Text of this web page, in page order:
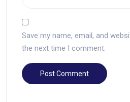
Save my name, email, and
the next time I comment.